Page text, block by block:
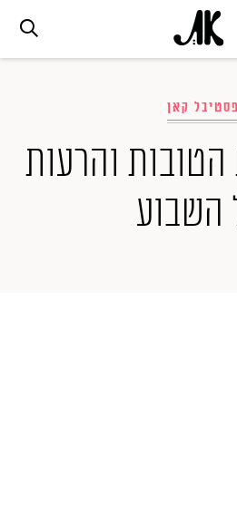
אופנה
ביוטי
פסטיבל קאן
והרעות
השבוע